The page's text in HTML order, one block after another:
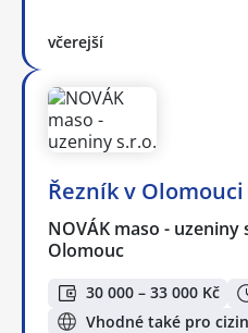
včerejší
Řezník v Olomouci
NOVÁK maso - uzeniny
Olomouc
30 000 – 33 000 Kč
Vhodné také pro